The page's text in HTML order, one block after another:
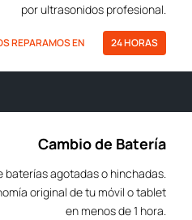
por ultrasonidos profesional.
REPARAMOS EN 24 HORAS
Cambio de Batería
baterías agotadas o hinchadas.
original de tu móvil o tablet
en menos de 1 hora.